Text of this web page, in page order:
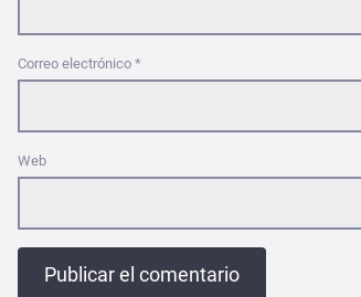
Correo electrónico *
Web